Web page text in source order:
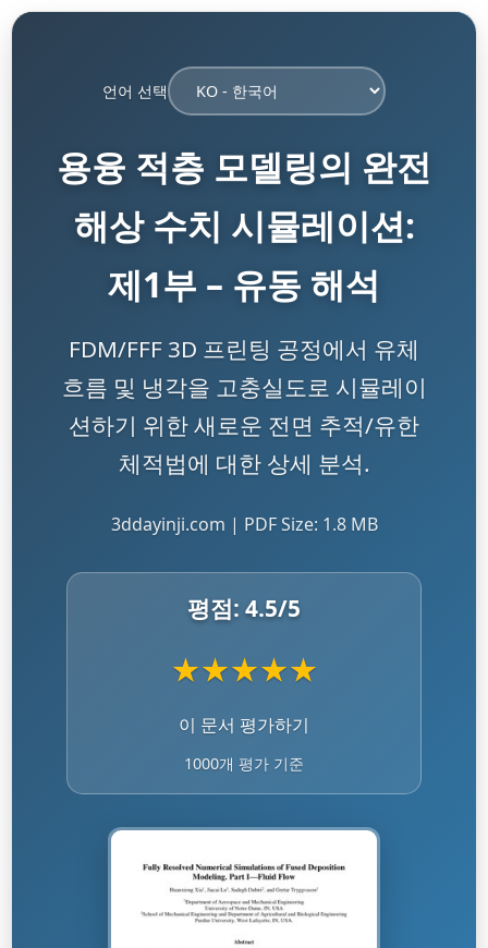
언어 선택
용융 적층 모델링의 완전
해상 수치 시뮬레이션:
제1부 – 유동 해석
FDM/FFF 3D 프린팅 공정에서 유체
흐름 및 냉각을 고충실도로 시뮬레이
션하기 위한 새로운 전면 추적/유한
체적법에 대한 상세 분석.
3ddayinji.com | PDF Size: 1.8 MB
평점: 4.5/5
★★★★★
이 문서 평가하기
1000개 평가 기준